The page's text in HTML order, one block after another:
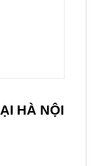
HÀ NỘI